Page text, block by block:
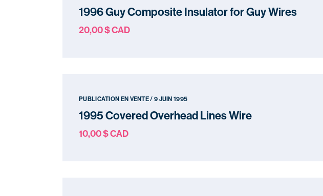
1996 Guy Composite Insulator for Guy Wires
20,00 $ CAD
PUBLICATION EN VENTE / 9 JUIN 1995
1995 Covered Overhead Lines Wire
10,00 $ CAD